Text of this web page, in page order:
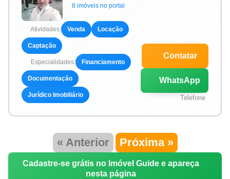
8 imóveis no portal
Atividades: Venda Locação
Captação
Especialidades: Financiamento
Documentação
Jurídico Imobiliário
Contatar
WhatsApp
Telefone
« Anterior Próxima »
Cadastre-se grátis no Imóvel Guide e apareça
nesta página